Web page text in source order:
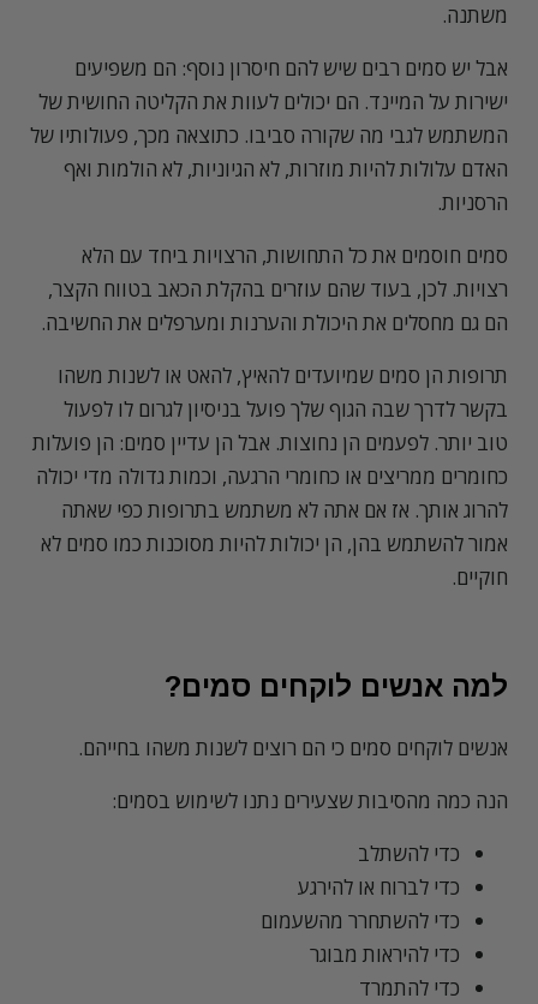
משתנה.
אבל יש סמים רבים שיש להם חיסרון נוסף: הם משפיעים
ישירות על המיינד. הם יכולים לעוות את הקליטה החושית של
המשתמש לגבי מה שקורה סביבו. כתוצאה מכך, פעולותיו של
האדם עלולות להיות מוזרות, לא הגיוניות, לא הולמות ואף
הרסניות.
סמים חוסמים את כל התחושות, הרצויות ביחד עם הלא
רצויות. לכן, בעוד שהם עוזרים בהקלת הכאב בטווח הקצר,
הם גם מחסלים את היכולת והערנות ומערפלים את החשיבה.
תרופות הן סמים שמיועדים להאיץ, להאט או לשנות משהו
בקשר לדרך שבה הגוף שלך פועל בניסיון לגרום לו לפעול
טוב יותר. לפעמים הן נחוצות. אבל הן עדיין סמים: הן פועלות
כחומרים ממריצים או כחומרי הרגעה, וכמות גדולה מדי יכולה
להרוג אותך. אז אם אתה לא משתמש בתרופות כפי שאתה
אמור להשתמש בהן, הן יכולות להיות מסוכנות כמו סמים לא
חוקיים.
למה אנשים לוקחים סמים?
אנשים לוקחים סמים כי הם רוצים לשנות משהו בחייהם.
הנה כמה מהסיבות שצעירים נתנו לשימוש בסמים:
כדי להשתלב
כדי לברוח או להירגע
כדי להשתחרר מהשעמום
כדי להיראות מבוגר
כדי להתמרד